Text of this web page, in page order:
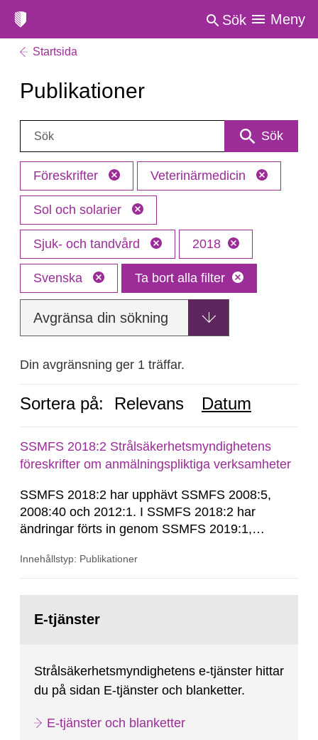
Sök Meny
Startsida
Publikationer
Sök: Sök
Föreskrifter Veterinärmedicin
Sol och solarier
Sjuk- och tandvård 2018
Svenska Ta bort alla filter
Avgränsa din sökning
Din avgränsning ger 1 träffar.
Sortera på: Relevans Datum
SSMFS 2018:2 Strålsäkerhetsmyndighetens
föreskrifter om anmälningspliktiga verksamheter
SSMFS 2018:2 har upphävt SSMFS 2008:5,
2008:40 och 2012:1. I SSMFS 2018:2 har
ändringar förts in genom SSMFS 2019:1,
Innehållstyp: Publikationer
sida:E-tjänster
Strålsäkerhetsmyndighetens e-tjänster hittar
du på sidan E-tjänster och blanketter.
E-tjänster och blanketter